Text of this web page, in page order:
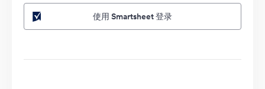
使用 Smartsheet 登录